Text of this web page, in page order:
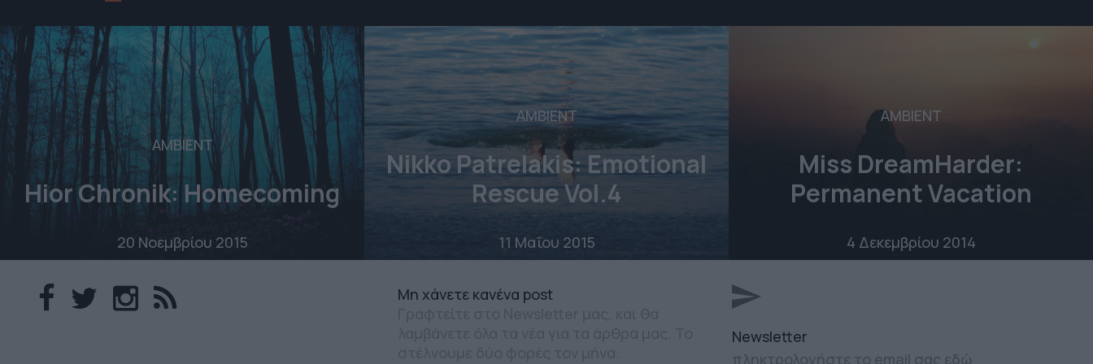
AMBIENT
Hior Chronik: Homecoming
20 Νοεμβρίου 2015
AMBIENT
Nikko Patrelakis: Emotional
Rescue Vol.4
11 Μαΐου 2015
AMBIENT
Miss DreamHarder:
Permanent Vacation
4 Δεκεμβρίου 2014
Mη χάνετε κανένα post
Newsletter